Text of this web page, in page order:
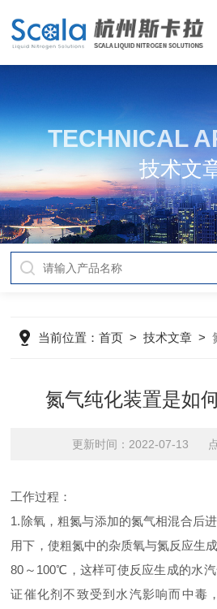
TECHNICAL
技术文
当前位置：首页 >技术文章 >
氮气纯化装置是如
更新时间：2022-07-13 点
工作过程：
1.除氧，粗氮与添加的氮气相混合后
用下，使粗氮中的杂质氧与氮反应生
80～100℃，这样可使反应生成的水
证催化剂不致受到水汽影响而中毒